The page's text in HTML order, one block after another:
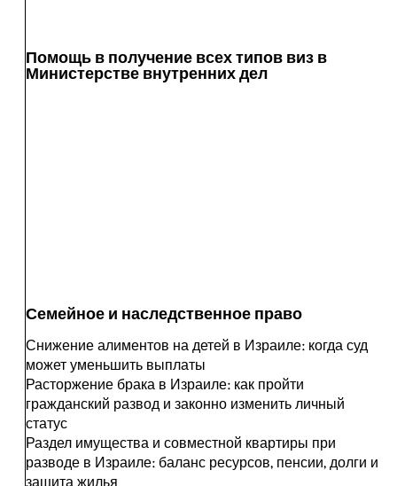
Помощь в получение всех типов виз в
Министерстве внутренних дел
Семейное и наследственное право
Снижение алиментов на детей в Израиле: когда суд
может уменьшить выплаты
Расторжение брака в Израиле: как пройти
гражданский развод и законно изменить личный
статус
Раздел имущества и совместной квартиры при
разводе в Израиле: баланс ресурсов, пенсии, долги и